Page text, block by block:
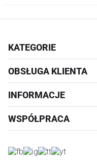
KATEGORIE
AKCESORIA
WYPRZEDAŻ
OBSŁUGA KLIENTA
REALIZACJA I WYSYŁKA
WYMIANA
PŁATNOŚCI
INFORMACJE
KONTAKT
O PRODUKCIE
WSPÓŁPRACA